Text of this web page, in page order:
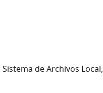
de Archivos Local,